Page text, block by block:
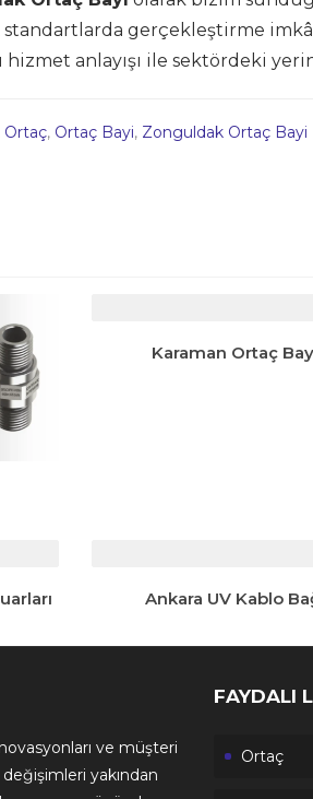
gerçekleştirme
anlayışı ile sektördeki
Ortaç, Ortaç Bayi, Zonguldak Ortaç Bayi
Karaman Ortaç
Ankara UV Kablo
ve müşteri
değişimleri yakından
FAYDALI
Ortaç